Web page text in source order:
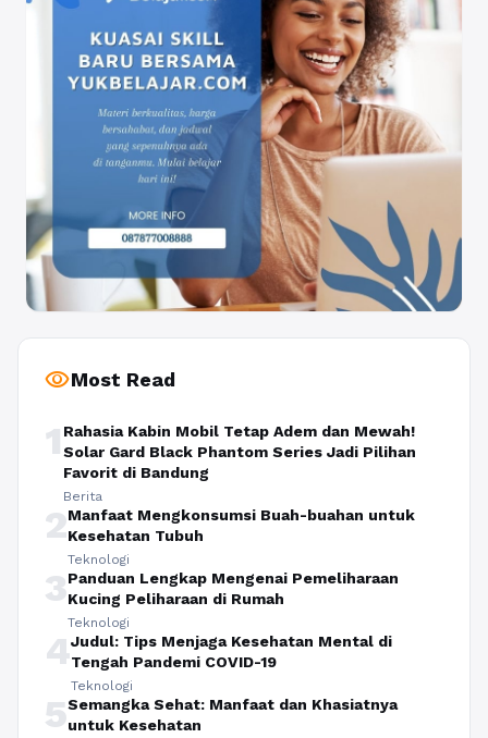
visibilityMost Read
1 Rahasia Kabin Mobil Tetap Adem dan Mewah!
Solar Gard Black Phantom Series Jadi Pilihan
Favorit di Bandung
Berita
2Manfaat Mengkonsumsi Buah-buahan untuk
Kesehatan Tubuh
Teknologi
3Panduan Lengkap Mengenai Pemeliharaan
Kucing Peliharaan di Rumah
Teknologi
4Judul: Tips Menjaga Kesehatan Mental di
Tengah Pandemi COVID-19
Teknologi
5Semangka Sehat: Manfaat dan Khasiatnya
untuk Kesehatan